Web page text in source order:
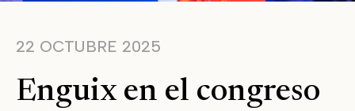
22 OCTUBRE 2025
Enguix en el congreso